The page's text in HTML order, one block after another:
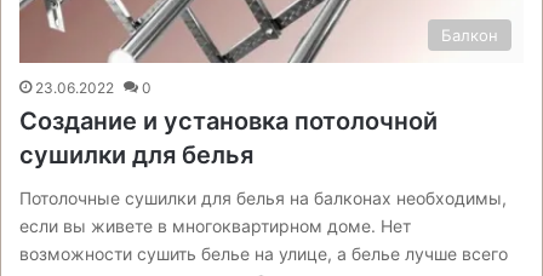
Балкон
23.06.2022 0
Создание и установка потолочной
сушилки для белья
Потолочные сушилки для белья на балконах необходимы,
если вы живете в многоквартирном доме. Нет
возможности сушить белье на улице, а белье лучше всего